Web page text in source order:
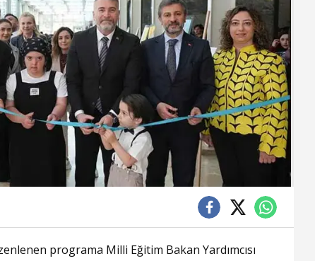
programa Milli Eğitim Bakan Yardımcısı